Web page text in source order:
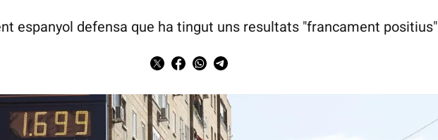
espanyol defensa que ha tingut uns resultats "francament positius"